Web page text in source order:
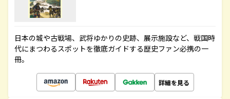
日本の城や古戦場、武将ゆかりの史跡、展示施設など、戦国時
代にまつわるスポットを徹底ガイドする歴史ファン必携の一
冊。
詳細を見る